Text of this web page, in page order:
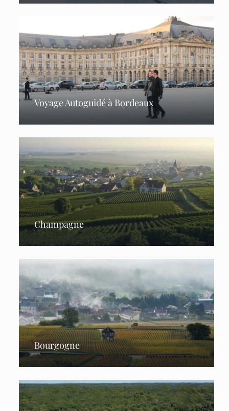
Voyage Autoguidé à Bordeaux
Champagne
Bourgogne